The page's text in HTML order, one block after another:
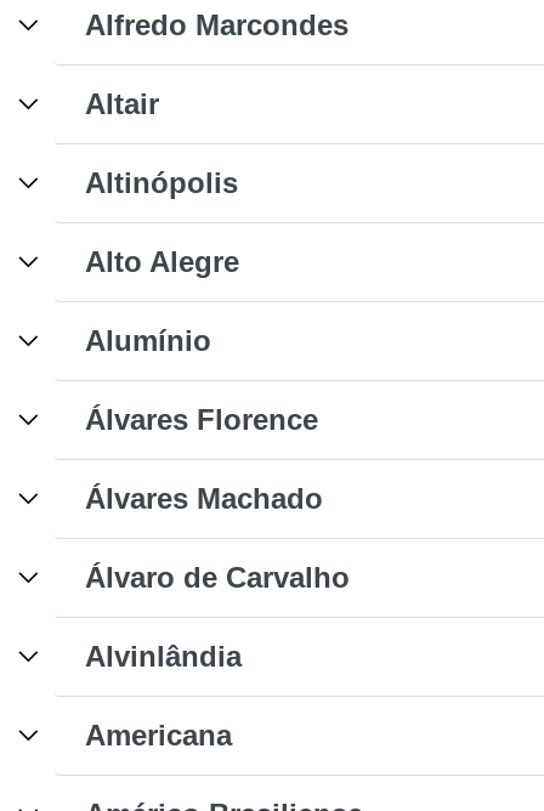
Alfredo Marcondes
Altair
Altinópolis
Alto Alegre
Alumínio
Álvares Florence
Álvares Machado
Álvaro de Carvalho
Alvinlândia
Americana